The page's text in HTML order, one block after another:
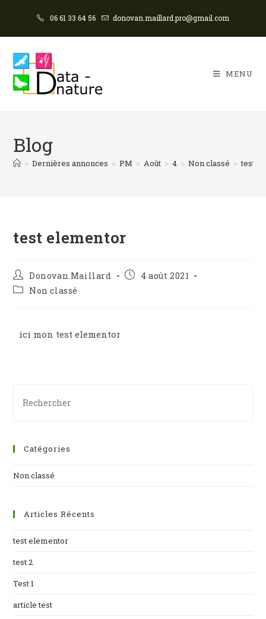
06 61 33 64 56 donovan.maillard.pro@gmail.com
MENU
Blog
> Dernières annonces > PM > Août > 4 > Non classé > test
test elementor
Donovan.Maillard
4 août 2021
Non classé
ici mon test elementor
Catégories
Non classé
Articles Récents
test elementor
test 2
Test 1
article test